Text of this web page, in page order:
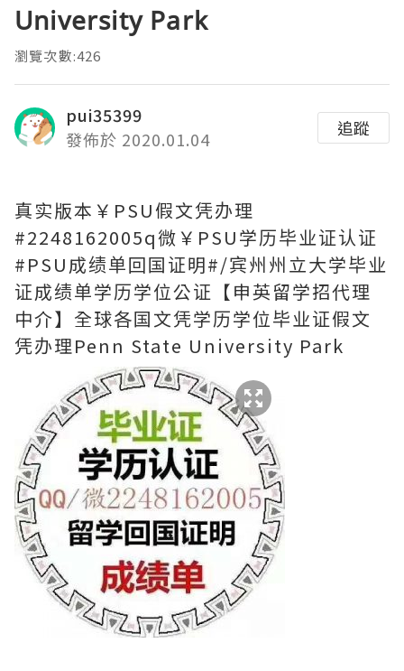
University Park
瀏覽次數:426
pui35399
發佈於 2020.01.04
追蹤
真实版本￥PSU假文凭办理
#2248162005q微￥PSU学历毕业证认证
#PSU成绩单回国证明#/宾州州立大学毕业
证成绩单学历学位公证【申英留学招代理
中介】全球各国文凭学历学位毕业证假文
凭办理Penn State University Park